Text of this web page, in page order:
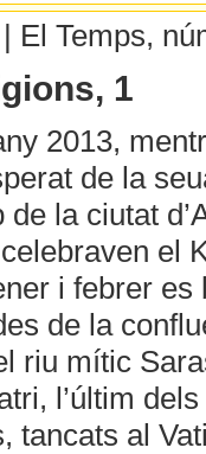
| El Temps,
1
2013,
de la
de la ciutat
el
i febrer
de la
riu mític
l’últim
tancats al